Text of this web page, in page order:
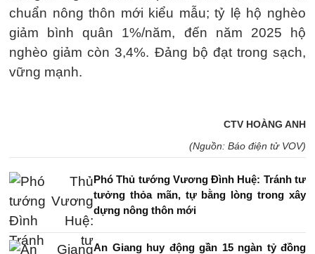
chuẩn nông thôn mới kiểu mẫu; tỷ lệ hộ nghèo
giảm bình quân 1%/năm, đến năm 2025 hộ
nghèo giảm còn 3,4%. Đảng bộ đạt trong sạch,
vững mạnh.
CTV HOÀNG ANH
(Nguồn: Báo điện tử VOV)
Phó Thủ tướng Vương Đình Huệ: Tránh tư
tưởng thỏa mãn, tự bằng lòng trong xây
dựng nông thôn mới
An Giang huy động gần 15 ngàn tỷ đồng